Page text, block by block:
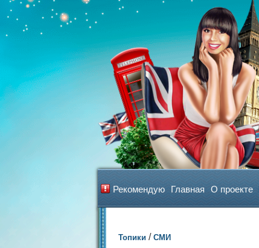
Рекомендую Главная О проекте
Топики / СМИ